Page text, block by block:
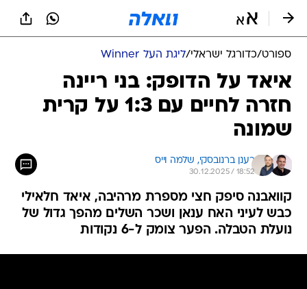
ספורט/כדורגל ישראלי/ליגת העל Winner
איאד על הדופק: בני ריינה
חזרה לחיים עם 1:3 על קרית
שמונה
רענן ברנובסקי, שלמה וייס
30.12.2025 / 18:52
קוואבנה סיפק חצי מספרת מרהיבה, איאד חלאילי
כבש לעיני האח ענאן ושכר השלים מהפך גדול של
נועלת הטבלה. הפער צומק ל-6 נקודות